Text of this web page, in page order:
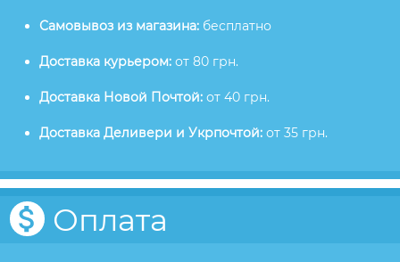
Самовывоз из магазина: бесплатно
Доставка курьером: от 80 грн.
Доставка Новой Почтой: от 40 грн.
Доставка Деливери и Укрпочтой: от 35 грн.
Оплата